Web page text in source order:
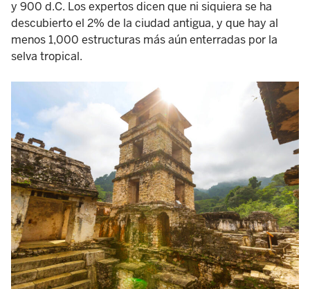
y 900 d.C. Los expertos dicen que ni siquiera se ha
descubierto el 2% de la ciudad antigua, y que hay al
menos 1,000 estructuras más aún enterradas por la
selva tropical.